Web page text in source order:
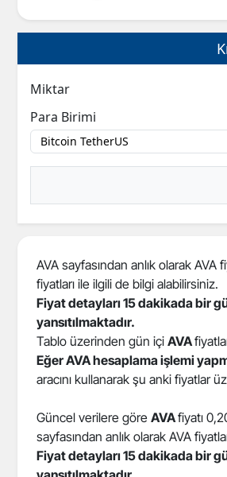
Miktar
Para Birimi
AVA sayfasından anlık olarak
fiyatları ile ilgili de bilgi alabilirsiniz.
Fiyat detayları 15 dakikada bir
yansıtılmaktadır.
Tablo üzerinden gün içi AVA
Eğer AVA hesaplama işlemi
aracını kullanarak şu anki fiyatlar
Güncel verilere göre AVAfiyatı
sayfasından anlık olarak AVA
Fiyat detayları 15 dakikada bir